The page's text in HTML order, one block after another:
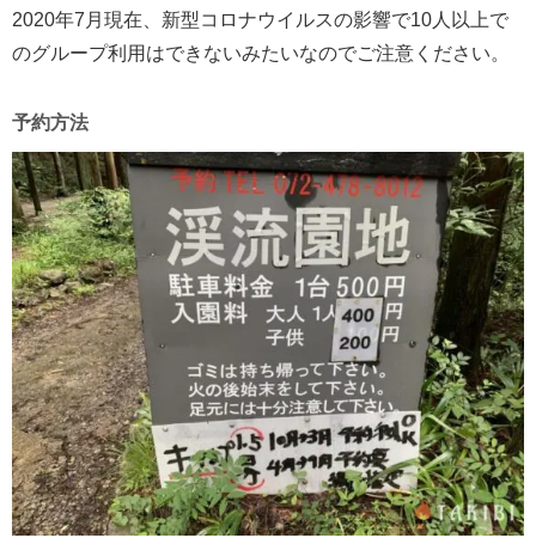
2020年7月現在、新型コロナウイルスの影響で10人以上で
のグループ利用はできないみたいなのでご注意ください。
予約方法